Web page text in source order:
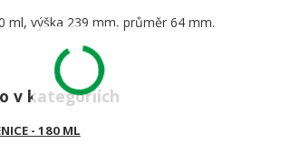
ml, výška 239 mm, průměr 64 mm.
v kategoriích
- 180 ML